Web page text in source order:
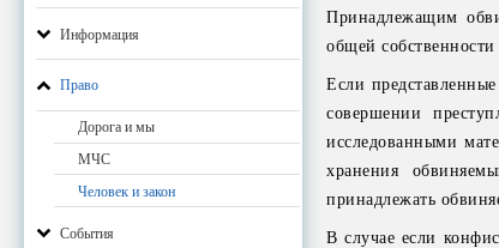
Информация
Право
Дорога и мы
МЧС
Человек и закон
События
Принадлежащим
общей
Если
совершении
исследованными
хранения
принадлежать
В случае если